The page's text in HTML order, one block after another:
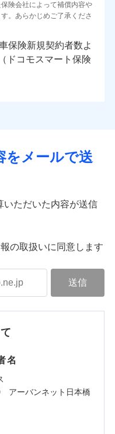
険会社によって補償内容や
。あらかじめご了承くださ
新規契約者数よ
ドコモスマート保険
をメールで送
いただいた内容が送信
の取扱いに同意します
名
アーバンネット日本橋